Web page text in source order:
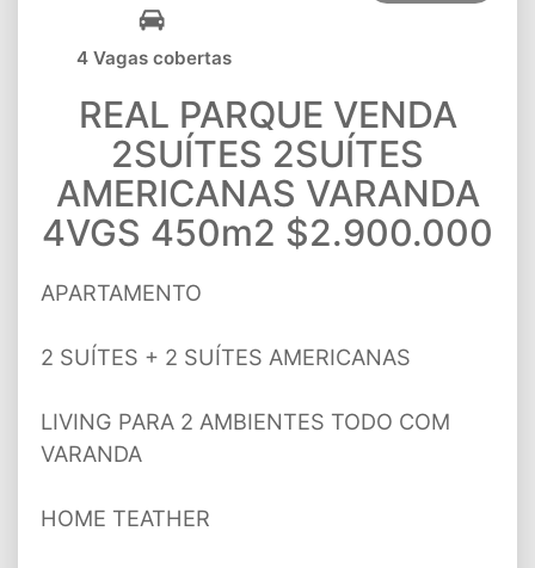
4 Vagas cobertas
REAL PARQUE VENDA
2SUÍTES 2SUÍTES
AMERICANAS VARANDA
4VGS 450m2 $2.900.000
APARTAMENTO
2 SUÍTES + 2 SUÍTES AMERICANAS
LIVING PARA 2 AMBIENTES TODO COM
VARANDA
HOME TEATHER